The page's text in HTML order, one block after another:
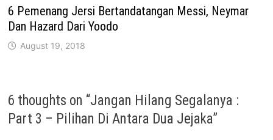
6 Pemenang Jersi Bertandatangan Messi, Neymar
Dan Hazard Dari Yoodo
August 19, 2018
6 thoughts on “Jangan Hilang Segalanya :
Part 3 – Pilihan Di Antara Dua Jejaka”